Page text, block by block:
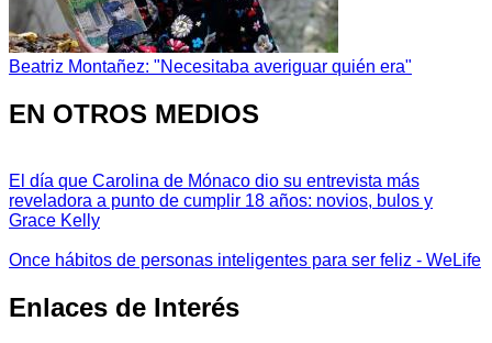
Beatriz Montañez: "Necesitaba averiguar quién era"
EN OTROS MEDIOS
El día que Carolina de Mónaco dio su entrevista más
reveladora a punto de cumplir 18 años: novios, bulos y
Grace Kelly
Once hábitos de personas inteligentes para ser feliz - WeLife
Enlaces de Interés